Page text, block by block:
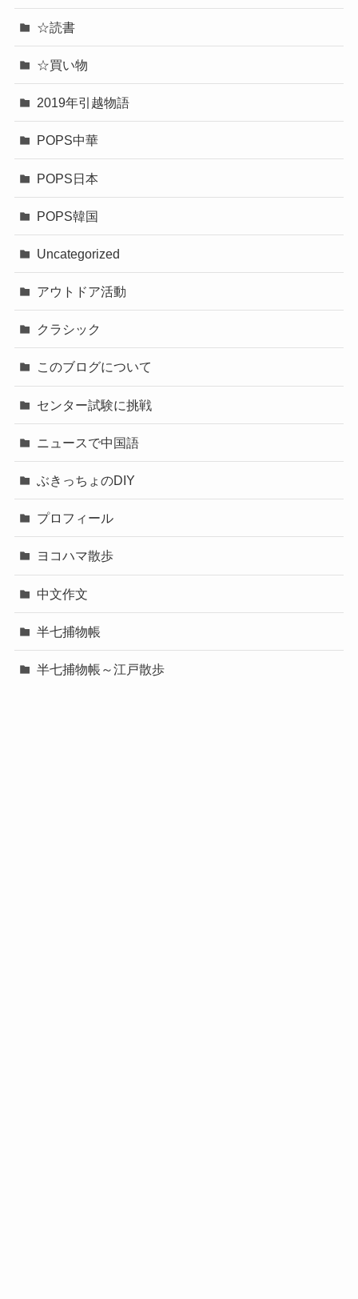
☆読書
☆買い物
2019年引越物語
POPS中華
POPS日本
POPS韓国
Uncategorized
アウトドア活動
クラシック
このブログについて
センター試験に挑戦
ニュースで中国語
ぶきっちょのDIY
プロフィール
ヨコハマ散歩
中文作文
半七捕物帳
半七捕物帳～江戸散歩